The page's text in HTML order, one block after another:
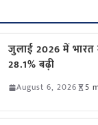
जुलाई 2026 में भारत
28.1% बढ़ी
August 6, 2026 5